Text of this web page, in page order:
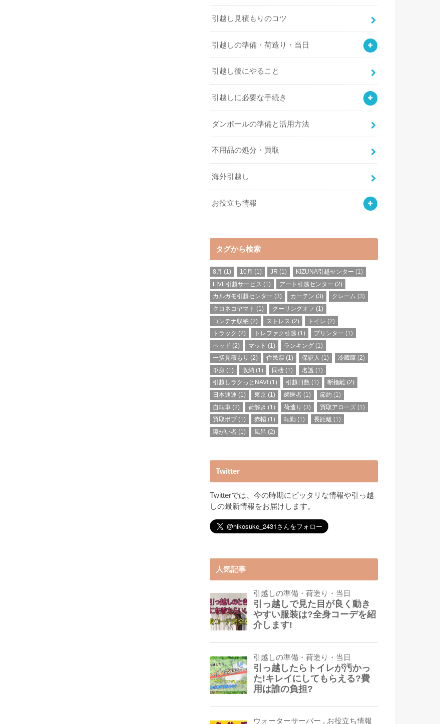
引越し見積もりのコツ
引越しの準備・荷造り・当日
引越し後にやること
引越しに必要な手続き
ダンボールの準備と活用方法
不用品の処分・買取
海外引越し
お役立ち情報
タグから検索
8月 (1) 10月 (1) JR (1) KIZUNA引越センター (1)
LIVE引越サービス (1) アート引越センター (2)
カルガモ引越センター (3) カーテン (3) クレーム (3)
クロネコヤマト (1) クーリングオフ (1)
コンテナ収納 (2) ストレス (2) トイレ (2)
トラック (2) トレファク引越 (1) プリンター (1)
ベッド (2) マット (1) ランキング (1)
一括見積もり (2) 住民票 (1) 保証人 (1) 冷蔵庫(2)
単身 (1) 収納 (1) 同棲 (1) 名護 (1)
引越しラクっとNAVI (1) 引越日数 (1) 断捨離 (2)
日本通運 (1) 東京 (1) 歯医者 (1) 節約 (1)
自転車 (2) 荷解き (1) 荷造り (3) 買取アローズ(1)
買取ボブ (1) 赤帽 (1) 転勤 (1) 長距離(1)
障がい者 (1) 風呂 (2)
Twitter
Twitterでは、今の時期にピッタリな情報や引っ越
しの最新情報をお届けします。
人気記事